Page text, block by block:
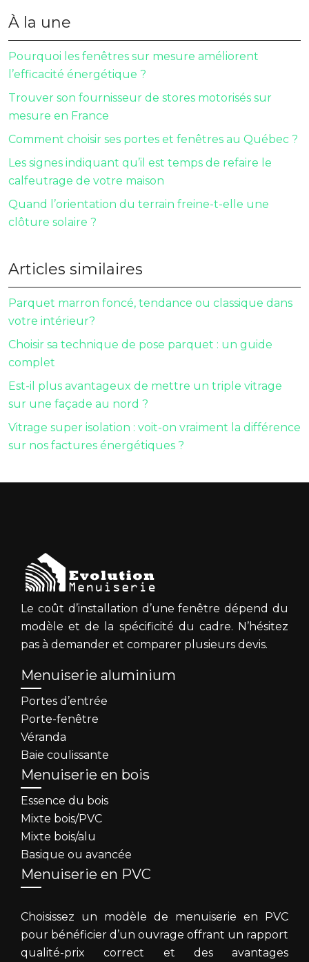
À la une
Pourquoi les fenêtres sur mesure améliorent
l’efficacité énergétique ?
Trouver son fournisseur de stores motorisés sur
mesure en France
Comment choisir ses portes et fenêtres au Québec ?
Les signes indiquant qu’il est temps de refaire le
calfeutrage de votre maison
Quand l’orientation du terrain freine-t-elle une
clôture solaire ?
Articles similaires
Parquet marron foncé, tendance ou classique dans
votre intérieur?
Choisir sa technique de pose parquet : un guide
complet
Est-il plus avantageux de mettre un triple vitrage
sur une façade au nord ?
Vitrage super isolation : voit-on vraiment la différence
sur nos factures énergétiques ?
Le coût d’installation d’une fenêtre dépend du
modèle et de la spécificité du cadre. N’hésitez
pas à demander et comparer plusieurs devis.
Menuiserie aluminium
Portes d’entrée
Porte-fenêtre
Véranda
Baie coulissante
Menuiserie en bois
Essence du bois
Mixte bois/PVC
Mixte bois/alu
Basique ou avancée
Menuiserie en PVC
Choisissez un modèle de menuiserie en PVC
pour bénéficier d’un ouvrage offrant un rapport
qualité-prix correct et des avantages